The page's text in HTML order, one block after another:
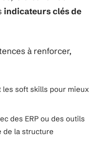
indicateurs clés de
à renforcer,
les soft skills pour mieux
des ERP ou des outils
de la structure